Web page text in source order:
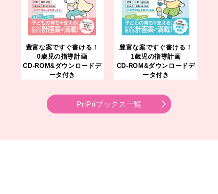
豊富な案ですぐ書ける！
0歳児の指導計画
CD-ROM&ダウンロードデ
ータ付き
豊富な案ですぐ書ける！
1歳児の指導計画
CD-ROM&ダウンロードデ
ータ付き
PriPriブックス一覧